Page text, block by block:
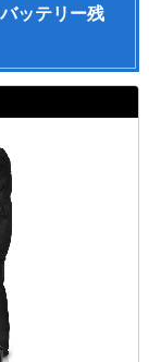
ッテリー残